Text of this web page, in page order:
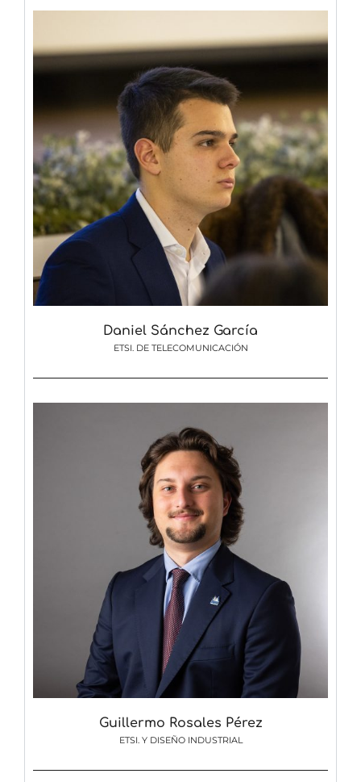
Daniel Sánchez García
ETSI. DE TELECOMUNICACIÓN
Guillermo Rosales Pérez
ETSI. Y DISEÑO INDUSTRIAL